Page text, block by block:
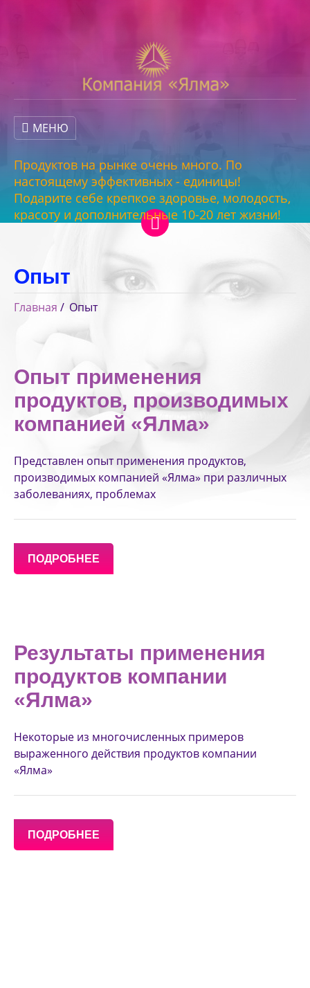
МЕНЮ
Продуктов на рынке очень много. По
настоящему эффективных - единицы!
Подарите себе крепкое здоровье, молодость,
красоту и дополнительные 10-20 лет жизни!
Опыт
Главная Опыт
Опыт применения
продуктов, производимых
компанией «Ялма»
Представлен опыт применения продуктов,
производимых компанией «Ялма» при различных
заболеваниях, проблемах
ПОДРОБНЕЕ
Результаты применения
продуктов компании
«Ялма»
Некоторые из многочисленных примеров
выраженного действия продуктов компании
«Ялма»
ПОДРОБНЕЕ